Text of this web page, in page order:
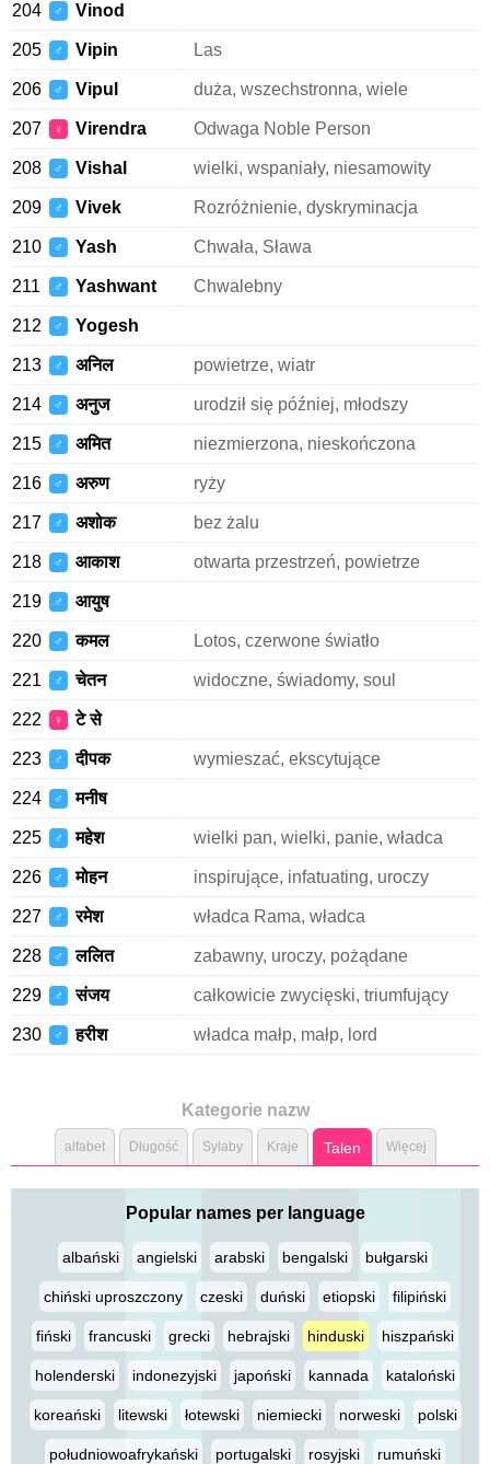
204 ♂ Vinod
205 ♂ Vipin Las
206 ♂ Vipul duża, wszechstronna, wiele
207 ♀ Virendra Odwaga Noble Person
208 ♂ Vishal wielki, wspaniały, niesamowity
209 ♂ Vivek Rozróżnienie, dyskryminacja
210 ♂ Yash Chwała, Sława
211 ♂ Yashwant Chwalebny
212 ♂ Yogesh
213 ♂ अनिल powietrze, wiatr
214 ♂ अनुज urodził się później, młodszy
215 ♂ अमित niezmierzona, nieskończona
216 ♂ अरुण ryży
217 ♂ अशोक bez żalu
218 ♂ आकाश otwarta przestrzeń, powietrze
219 ♂ आयुष
220 ♂ कमल Lotos, czerwone światło
221 ♂ चेतन widoczne, świadomy, soul
222 ♀ टे से
223 ♂ दीपक wymieszać, ekscytujące
224 ♂ मनीष
225 ♂ महेश wielki pan, wielki, panie, władca
226 ♂ मोहन inspirujące, infatuating, uroczy
227 ♂ रमेश władca Rama, władca
228 ♂ ललित zabawny, uroczy, pożądane
229 ♂ संजय całkowicie zwycięski, triumfujący
230 ♂ हरीश władca małp, małp, lord
Kategorie nazw
alfabet Długość Sylaby Kraje Talen Więcej
Popular names per language
albański angielski arabski bengalski bułgarski
chiński uproszczony czeski duński etiopski filipiński
fiński francuski grecki hebrajski hinduski hiszpański
holenderski indonezyjski japoński kannada kataloński
koreański litewski łotewski niemiecki norweski polski
południowoafrykański portugalski rosyjski rumuński